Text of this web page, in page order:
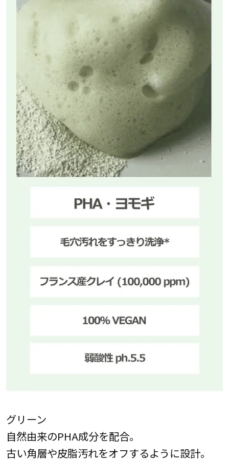
グリーン
自然由来のPHA成分を配合。
古い角層や皮脂汚れをオフするように設計。